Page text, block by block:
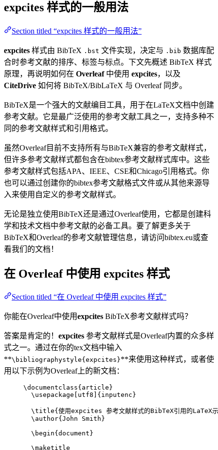
expcites 样式的一般用法
Section titled “expcites 样式的一般用法”
expcites 样式由 BibTeX .bst 文件实现，决定与 .bib 数据库配
合时参考文献的排序、标签与标点。下文先概述 BibTeX 样式
原理，再说明如何在 Overleaf中使用 expcites，以及
CiteDrive 如何将 BibTeX/BibLaTeX 与 Overleaf 同步。
BibTeX是一个强大的文献编目工具，用于在LaTeX文档中创建
参考文献。它是最广泛使用的参考文献工具之一，支持多种不
同的参考文献样式和引用格式。
虽然Overleaf目前不支持所有与BibTeX兼容的参考文献样式，
但许多参考文献样式都包含在bibtex参考文献样式库中。这些
参考文献样式包括APA、IEEE、CSE和Chicago引用格式。你
也可以通过创建你的bibtex参考文献格式文件或从其他来源导
入来使用自定义的参考文献样式。
无论是独立使用BibTeX还是通过Overleaf使用，它都是创建科
学和技术文档中参考文献的必备工具。要了解更多关于
BibTeX和Overleaf的参考文献管理信息，请访问bibtex.eu或查
看我们的文档！
在 Overleaf 中使用 expcites 样式
Section titled “在 Overleaf 中使用 expcites 样式”
你能在Overleaf中使用expcites BibTeX参考文献样式吗？
答案是肯定的！ expcites 参考文献样式是Overleaf内置的众多样
式之一。通过在你的tex文档中输入
**\bibliographystyle{expcites}**来使用这种样式，或者使
用以下示例为Overleaf上的新文档：
\documentclass{ article }
\usepackage
utf8 ]{ inputenc }
\title{使用expcites 参考文献样式的BibTeX引用的LaTeX
\author{John Smith}
\begin{ document }
\maketitle